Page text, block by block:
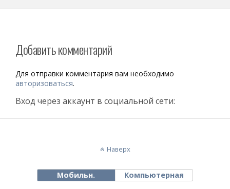
Добавить комментарий
Для отправки комментария вам необходимо
авторизоваться.
Вход через аккаунт в социальной сети:
Наверх
Мобильн. Компьютерная